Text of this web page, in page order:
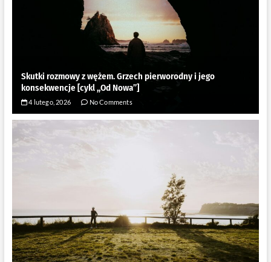
Skutki rozmowy z wężem. Grzech pierworodny i jego
konsekwencje [cykl ,,Od Nowa”]
4 lutego, 2026 No Comments